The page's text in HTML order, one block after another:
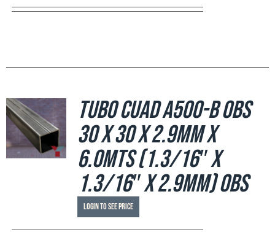
Tubo Cuad A500-B OBS
30 x 30 x 2.9mm x
6.0mts (1.3/16″ x
1.3/16″ x 2.9mm) OBS
Login to see price